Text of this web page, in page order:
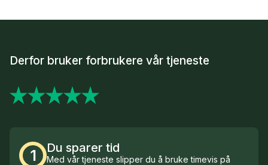
Derfor bruker forbrukere vår tjeneste
1 Du sparer tid
Med vår tjeneste slipper du å bruke timevis på